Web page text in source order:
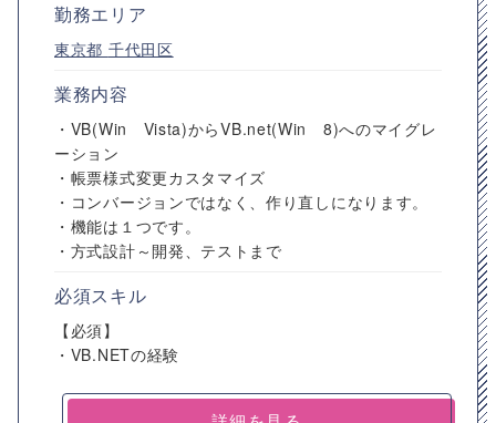
勤務エリア
東京都 千代田区
業務内容
・VB(Win Vista)からVB.net(Win 8)へのマイグレ
ーション
・帳票様式変更カスタマイズ
・コンバージョンではなく、作り直しになります。
・機能は１つです。
・方式設計～開発、テストまで
必須スキル
【必須】
・VB.NETの経験